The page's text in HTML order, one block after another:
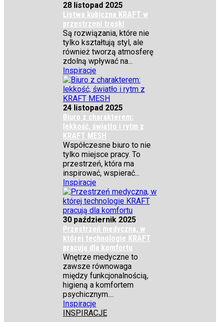
28 listopad 2025
Listwa kubiczna KRAFT w
przestrzeni troski
Są rozwiązania, które nie
tylko kształtują styl, ale
również tworzą atmosferę
zdolną wpływać na...
Inspiracje
24 listopad 2025
Biuro z charakterem:
lekkość, światło i rytm z
KRAFT MESH
Współczesne biuro to nie
tylko miejsce pracy. To
przestrzeń, która ma
inspirować, wspierać...
Inspiracje
30 październik 2025
Przestrzeń medyczna, w
której technologie KRAFT
pracują dla komfortu
Wnętrze medyczne to
zawsze równowaga
między funkcjonalnością,
higieną a komfortem
psychicznym....
Inspiracje
INSPIRACJE